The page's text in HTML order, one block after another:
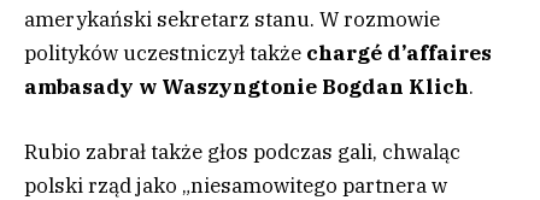
amerykański sekretarz stanu. W rozmowie
polityków uczestniczył także chargé d’affaires
ambasady w Waszyngtonie Bogdan Klich.
Rubio zabrał także głos podczas gali, chwaląc
polski rząd jako „niesamowitego partnera w